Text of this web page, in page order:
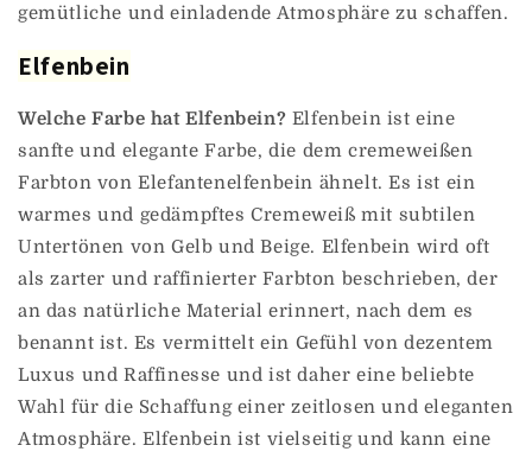
gemütliche und einladende Atmosphäre zu schaffen.
Elfenbein
Welche Farbe hat Elfenbein? Elfenbein ist eine
sanfte und elegante Farbe, die dem cremeweißen
Farbton von Elefantenelfenbein ähnelt. Es ist ein
warmes und gedämpftes Cremeweiß mit subtilen
Untertönen von Gelb und Beige. Elfenbein wird oft
als zarter und raffinierter Farbton beschrieben, der
an das natürliche Material erinnert, nach dem es
benannt ist. Es vermittelt ein Gefühl von dezentem
Luxus und Raffinesse und ist daher eine beliebte
Wahl für die Schaffung einer zeitlosen und eleganten
Atmosphäre. Elfenbein ist vielseitig und kann eine